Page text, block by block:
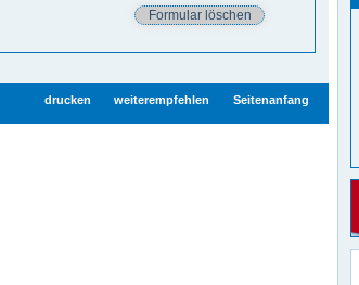
drucken weiterempfehlen Seitenanfang